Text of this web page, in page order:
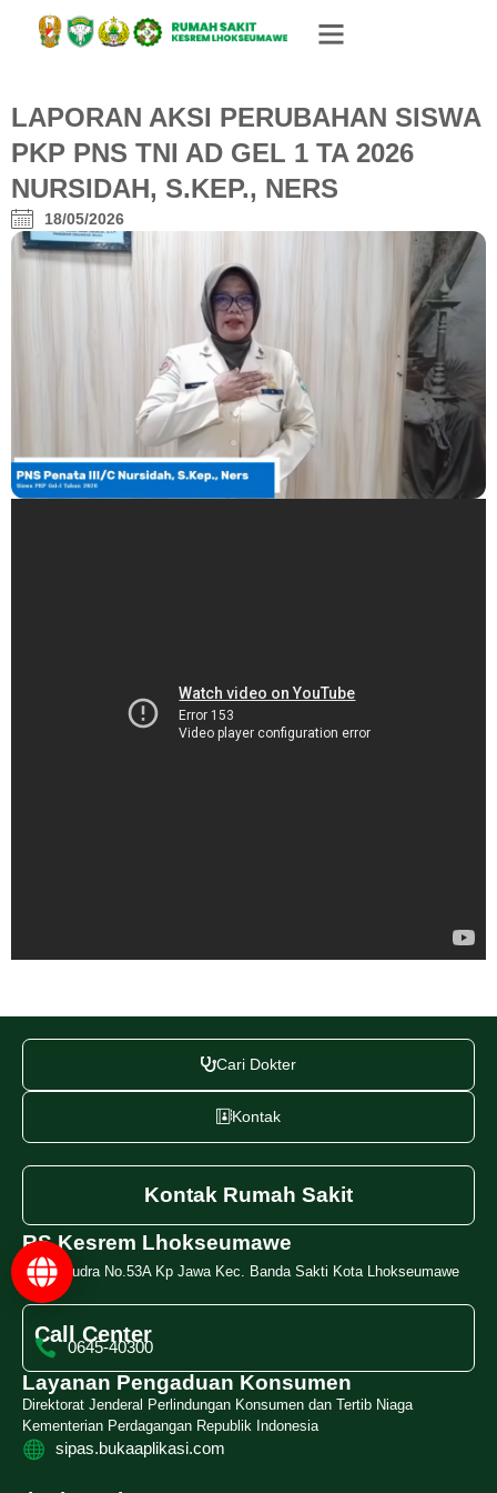
LAPORAN AKSI PERUBAHAN SISWA
PKP PNS TNI AD GEL 1 TA 2026
NURSIDAH, S.KEP., NERS
18/05/2026
Cari Dokter
Kontak
Kontak Rumah Sakit
RS Kesrem Lhokseumawe
Jl. Samudra No.53A Kp Jawa Kec. Banda Sakti Kota Lhokseumawe
Call Center
0645-40300
Layanan Pengaduan Konsumen
Direktorat Jenderal Perlindungan Konsumen dan Tertib Niaga
Kementerian Perdagangan Republik Indonesia
sipas.bukaaplikasi.com